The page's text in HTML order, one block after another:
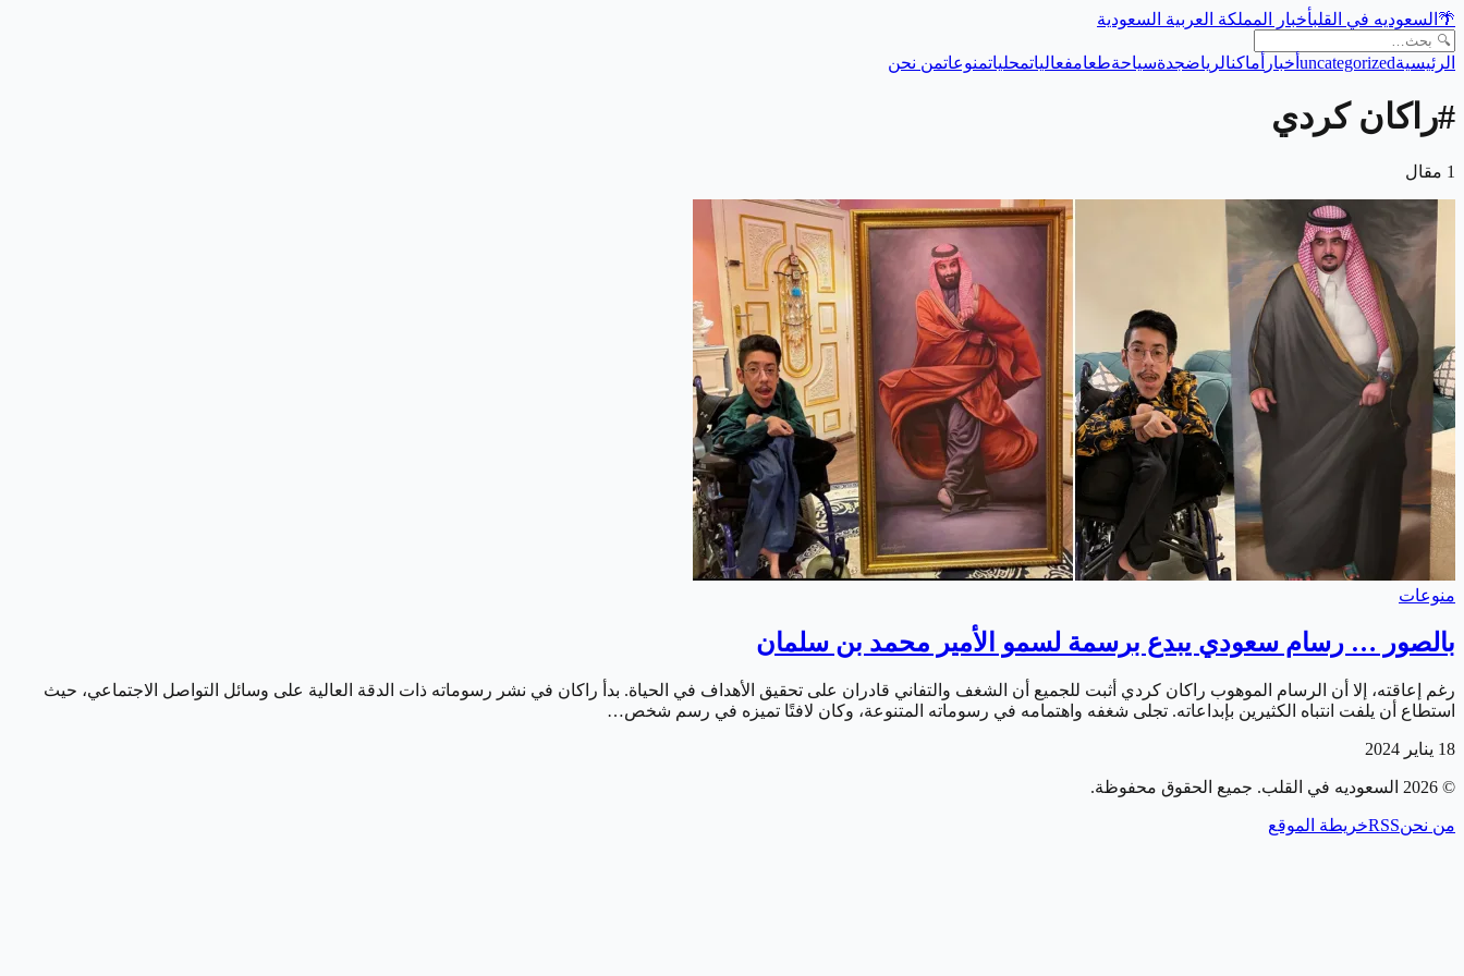
🌴 السعوديه في القلبأخبار المملكة العربية السعودية
الرئيسيةuncategorized أخبار أماكنالرياضجدةسياحةطعامفعالياتمحلياتمنوعاتمن نحن
#راكان كردي
1 مقال
منوعات
بالصور … رسام سعودي يبدع برسمة لسمو الأمير محمد بن سلمان
رغم إعاقته، إلا أن الرسام الموهوب راكان كردي أثبت للجميع أن الشغف والتفاني قادران على تحقيق الأهداف في الحياة. بدأ راكان في نشر رسوماته ذات الدقة العالية على وسائل التواصل الاجتماعي، حيث
استطاع أن يلفت انتباه الكثيرين بإبداعاته. تجلى شغفه واهتمامه في رسوماته المتنوعة، وكان لافتًا تميزه في رسم شخص…
18 يناير 2024
©
2026 السعوديه في القلب. جميع الحقوق محفوظة.
من نحنRSSخريطة الموقع